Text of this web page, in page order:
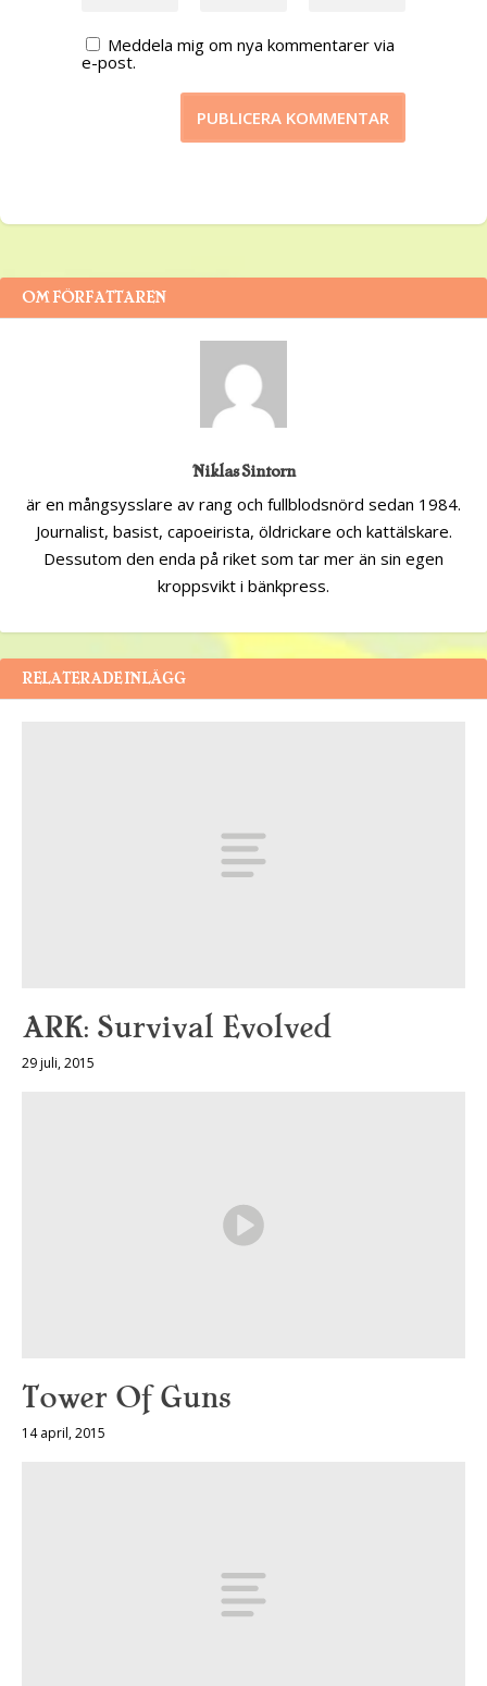
Meddela mig om nya kommentarer via
e-post.
OM FÖRFATTAREN
Niklas Sintorn
är en mångsysslare av rang och fullblodsnörd sedan 1984.
Journalist, basist, capoeirista, öldrickare och kattälskare.
Dessutom den enda på riket som tar mer än sin egen
kroppsvikt i bänkpress.
RELATERADE INLÄGG
ARK: Survival Evolved
29 juli, 2015
Tower Of Guns
14 april, 2015